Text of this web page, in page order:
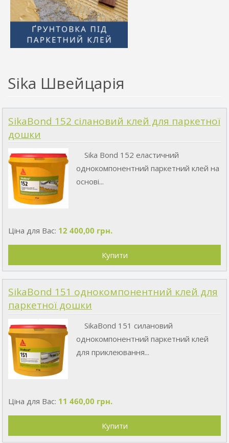
Sika Швейцарія
SikaBond 152 cілановий клей для паркетної
дошки
Sika Bond 152 еластичний
однокомпонентний паркетний клей на
основі...
Ціна для Вас: 12 400,00 грн.
SikaBond 151 однокомпонентний клей для
паркетної дошки
SikaBond 151 силановий
однокомпонентний паркетний клей
для приклеювання...
Ціна для Вас: 11 460,00 грн.